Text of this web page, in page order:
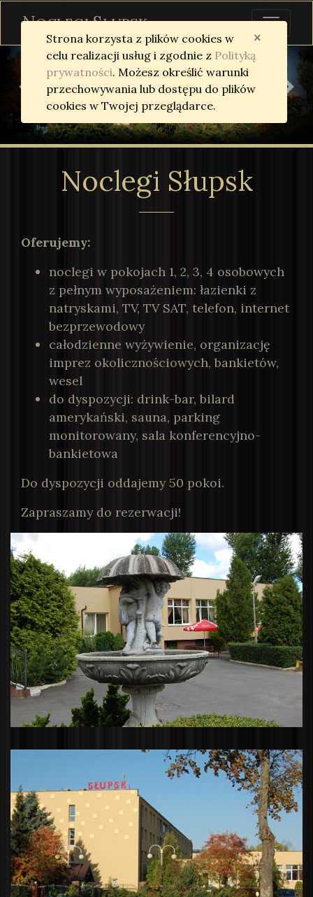
×
Strona korzysta z plików cookies w
celu realizacji usług i zgodnie z Polityką
prywatności. Możesz określić warunki
przechowywania lub dostępu do plików
cookies w Twojej przeglądarce.
NOCLEGISŁUPSK
Previous
Noclegi Słupsk
Oferujemy:
noclegi w pokojach 1, 2, 3, 4 osobowych
z pełnym wyposażeniem: łazienki z
natryskami, TV, TV SAT, telefon, internet
bezprzewodowy
całodzienne wyżywienie, organizację
imprez okolicznościowych, bankietów,
wesel
do dyspozycji: drink-bar, bilard
amerykański, sauna, parking
monitorowany, sala konferencyjno-
bankietowa
Do dyspozycji oddajemy 50 pokoi.
Zapraszamy do rezerwacji!